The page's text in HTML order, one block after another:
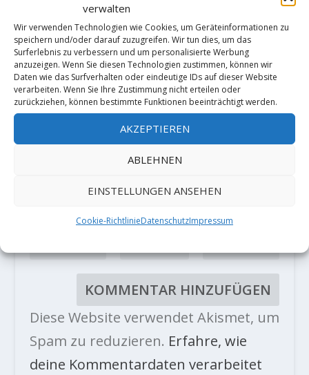
verwalten
Wir verwenden Technologien wie Cookies, um Geräteinformationen zu
speichern und/oder darauf zuzugreifen. Wir tun dies, um das
Surferlebnis zu verbessern und um personalisierte Werbung
anzuzeigen. Wenn Sie diesen Technologien zustimmen, können wir
Daten wie das Surfverhalten oder eindeutige IDs auf dieser Website
verarbeiten. Wenn Sie Ihre Zustimmung nicht erteilen oder
zurückziehen, können bestimmte Funktionen beeinträchtigt werden.
AKZEPTIEREN
ABLEHNEN
EINSTELLUNGEN ANSEHEN
Cookie-RichtlinieDatenschutzImpressum
HINTERLASSE EINE ANTWORT
Deine E-Mail-Adresse wird nicht
veröffentlicht. Erforderliche Felder
sind mit*markiert
Diese Website verwendet Akismet, um
Spam zu reduzieren. Erfahre, wie
deine Kommentardaten verarbeitet